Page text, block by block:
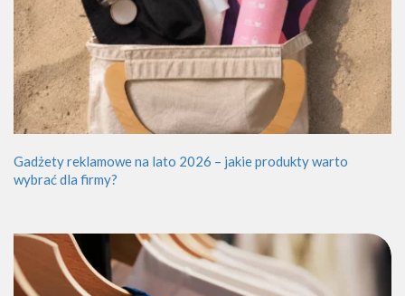
Gadżety reklamowe na lato 2026 – jakie produkty warto
wybrać dla firmy?